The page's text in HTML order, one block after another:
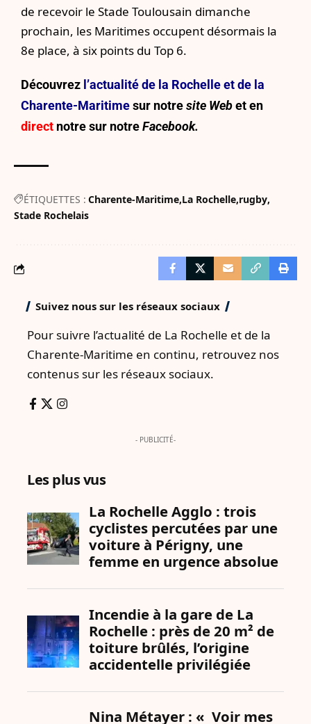
de recevoir le Stade Toulousain dimanche
prochain, les Maritimes occupent désormais la
8e place, à six points du Top 6.
Découvrez l’actualité de la Rochelle et de la
Charente-Maritimesur notresite Webet en
direct notre sur notreFacebook.
ÉTIQUETTES : Charente-Maritime La Rochelle rugby
Stade Rochelais
Suivez nous sur les réseaux sociaux
Pour suivre l’actualité de La Rochelle et de la
Charente-Maritime en continu, retrouvez nos
contenus sur les réseaux sociaux.
- PUBLICITÉ-
Les plus vus